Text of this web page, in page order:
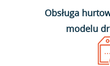
Obsługa
modelu